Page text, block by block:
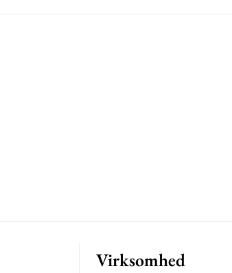
Virksomhed